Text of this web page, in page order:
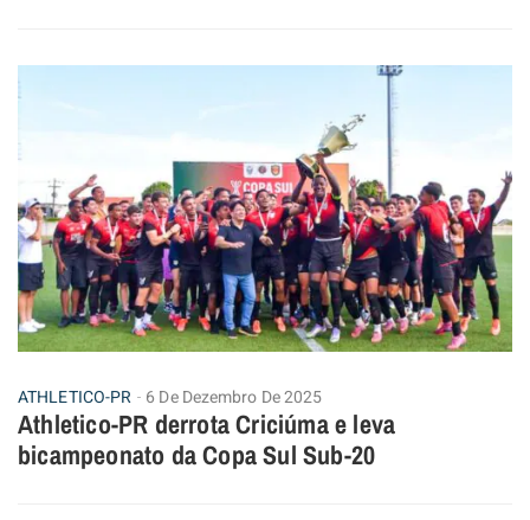
ATHLETICO-PR 6 De Dezembro De 2025
Athletico-PR derrota Criciúma e leva
bicampeonato da Copa Sul Sub-20